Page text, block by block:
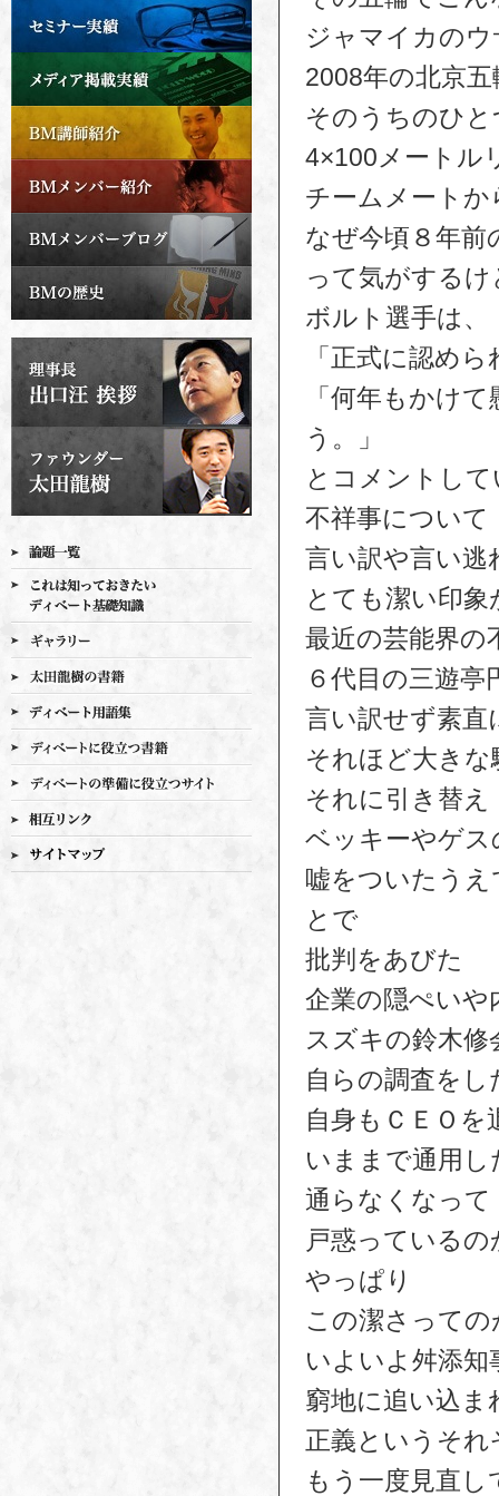
ジャマイカの
2008年の北京
そのうちのひ
4×100メートル
チームメートか
なぜ今頃８年前
って気がするけ
ボルト選手は、
「正式に認め
「何年もかけ
う。」
とコメントし
不祥事について
言い訳や言い
とても潔い印
最近の芸能界の
６代目の三遊
言い訳せず素
それほど大き
それに引き替え
ベッキーやゲス
嘘をついたう
とで
批判をあびた
企業の隠ぺいや
スズキの鈴木修
自らの調査を
自身もＣＥＯを
いままで通用
通らなくなって
戸惑っている
やっぱり
この潔さって
いよいよ舛添知
窮地に追い込ま
正義というそ
もう一度見直し